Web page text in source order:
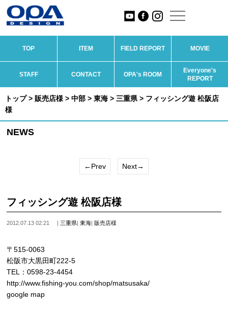
TOP ITEM FIELD REPORT MOVIE
STAFF CONTACT OPA's ROOM
Everyone's
REPORT
トップ> 販売店様 > 中部 > 東海 > 三重県 > フィッシング遊 松阪店
様
NEWS
←Prev Next→
フィッシング遊 松阪店様
2012.07.13 02:21 | 三重県|東海|販売店様
〒515-0063
松阪市大黒田町222-5
TEL：0598-23-4454
http://www.fishing-you.com/shop/matsusaka/
google map